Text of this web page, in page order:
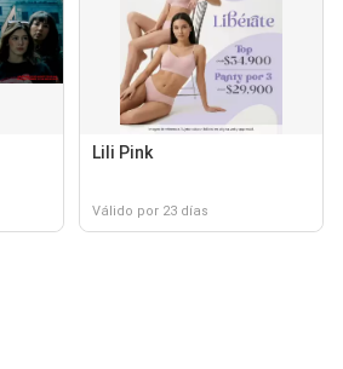
Lili Pink
Válido por 23 días